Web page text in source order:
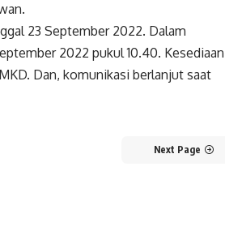
23 September 2022. Dalam
2022 pukul 10.40. Kesediaan
Dan, komunikasi berlanjut saat
Next Page